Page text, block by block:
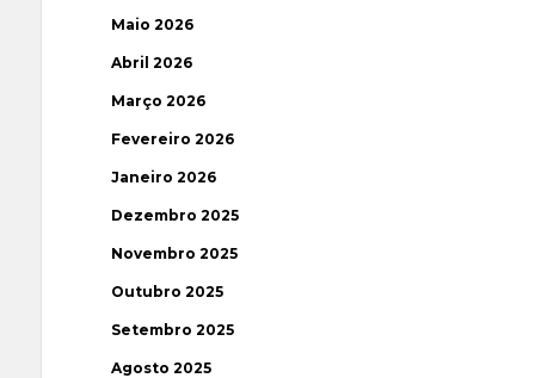
Maio 2026
Abril 2026
Março 2026
Fevereiro 2026
Janeiro 2026
Dezembro 2025
Novembro 2025
Outubro 2025
Setembro 2025
Agosto 2025